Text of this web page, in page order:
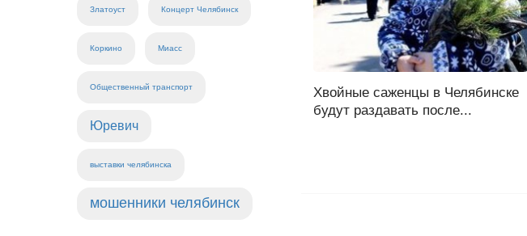
Златоуст Концерт Челябинск
Коркино Миасс
Общественный транспорт
Юревич
выставки челябинска
мошенники челябинск
Хвойные саженцы в Челябинске
будут раздавать после...